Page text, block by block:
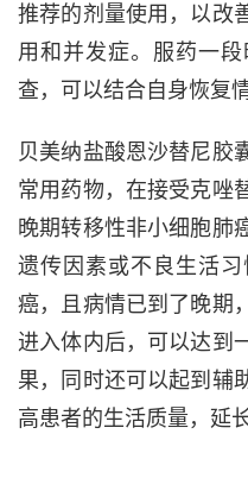
推荐的剂量使用，以改
用和并发症。服药一
查，可以结合自身恢复
贝美纳盐酸恩沙替尼胶
常用药物，在接受克唑
晚期转移性非小细胞肺
遗传因素或不良生活
癌，且病情已到了晚期
进入体内后，可以达到
果，同时还可以起到辅
高患者的生活质量，延